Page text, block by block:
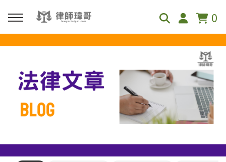
0
回主選單
免費影音資源
Youtube